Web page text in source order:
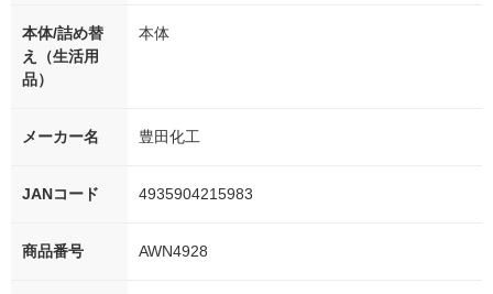
本体/詰め替
え（生活用
品）
本体
メーカー名 豊田化工
JANコード 4935904215983
商品番号 AWN4928